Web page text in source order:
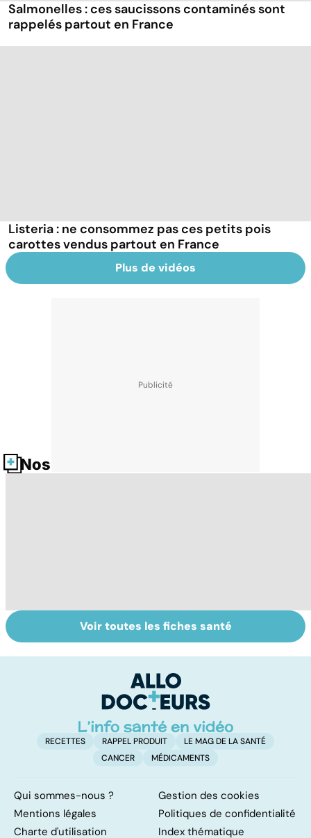
Salmonelles : ces saucissons contaminés sont
rappelés partout en France
Listeria : ne consommez pas ces petits pois
carottes vendus partout en France
Plus de vidéos
Nos fiches santé
Tout savoir sur
les infections
Inflammation des
amygdales : que
d'angine ?
Voir toutes les fiches santé
RECETTES RAPPEL PRODUIT
LE MAG DE LA SANTÉ
CANCER
MÉDICAMENTS
Qui sommes-nous ?
Gestion des cookies
Mentions légales
Politiques de confidentialité
Charte d'utilisation
Index thématique